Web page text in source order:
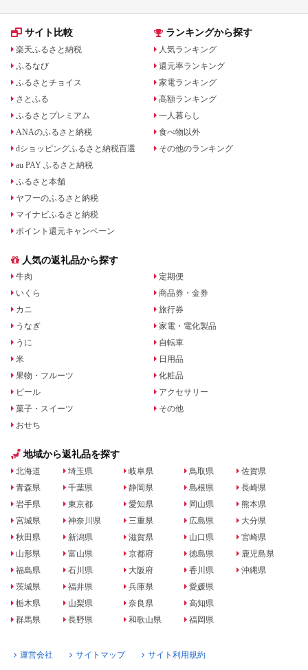
サイト比較
楽天ふるさと納税
ふるなび
ふるさとチョイス
さとふる
ふるさとプレミアム
ANAのふるさと納税
dショッピングふるさと納税百選
au PAY ふるさと納税
ふるさと本舗
ヤフーのふるさと納税
マイナビふるさと納税
ポイント還元キャンペーン
ランキングから探す
人気ランキング
還元率ランキング
家電ランキング
高額ランキング
一人暮らし
食べ物以外
その他のランキング
人気の返礼品から探す
牛肉
いくら
カニ
うなぎ
うに
米
果物・フルーツ
ビール
菓子・スイーツ
おせち
定期便
商品券・金券
旅行券
家電・電化製品
自転車
日用品
化粧品
アクセサリー
その他
地域から返礼品を探す
北海道
青森県
岩手県
宮城県
秋田県
山形県
福島県
茨城県
栃木県
群馬県
埼玉県
千葉県
東京都
神奈川県
新潟県
富山県
石川県
福井県
山梨県
長野県
岐阜県
静岡県
愛知県
三重県
滋賀県
京都府
大阪府
兵庫県
奈良県
和歌山県
鳥取県
島根県
岡山県
広島県
山口県
徳島県
香川県
愛媛県
高知県
福岡県
佐賀県
長崎県
熊本県
大分県
宮崎県
鹿児島県
沖縄県
運営会社 サイトマップ サイト利用規約